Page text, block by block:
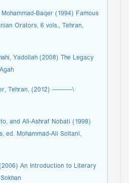
Mohammad-Baqer (1994) Famous
Orators, 6 vols., Tehran,
Yadollah (2008) The Legacy
Flower, Tehran,
and Ali-Ashraf Nobati (1998)
ed. Mohammad-Ali Soltani,
An Introduction to Literary